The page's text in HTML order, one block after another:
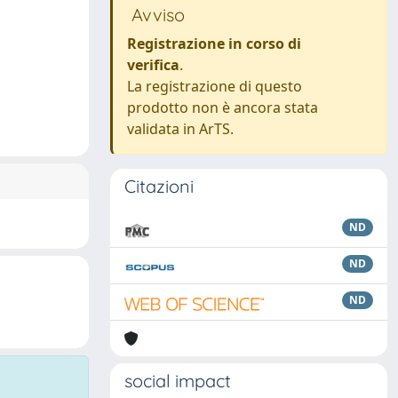
Avviso
Registrazione in corso di
verifica.
La registrazione di questo
prodotto non è ancora stata
validata in ArTS.
Citazioni
ND
ND
ND
social impact